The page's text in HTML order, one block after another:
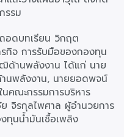
รรม
อดบทเรียน วิกฤต
กิจ การรับมือของกองทุน
ด้านพลังงาน ได้แก่ นาย
นพลังงาน, นายยอดพจน์
คณะกรรมการบริหาร
จิรกุลไพศาล ผู้อำนวยการ
ทุนน้ำมันเชื้อเพลิง